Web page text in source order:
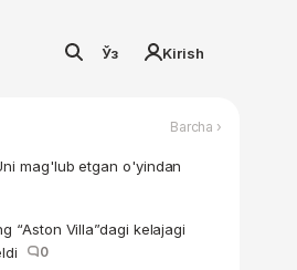
Ўз Kirish
Barcha ›
mag'lub etgan o'yindan
“Aston Villa”dagi kelajagi
0